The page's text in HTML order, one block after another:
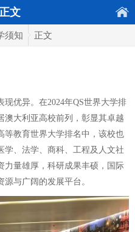
文
须知 正文
现优异。在2024年QS世界大学排
澳大利亚高校前列，彰显其卓越
等教育世界大学排名中，该校也
学、法学、商科、工程及人文社
力量雄厚，科研成果丰硕，国际
与广阔的发展平台。